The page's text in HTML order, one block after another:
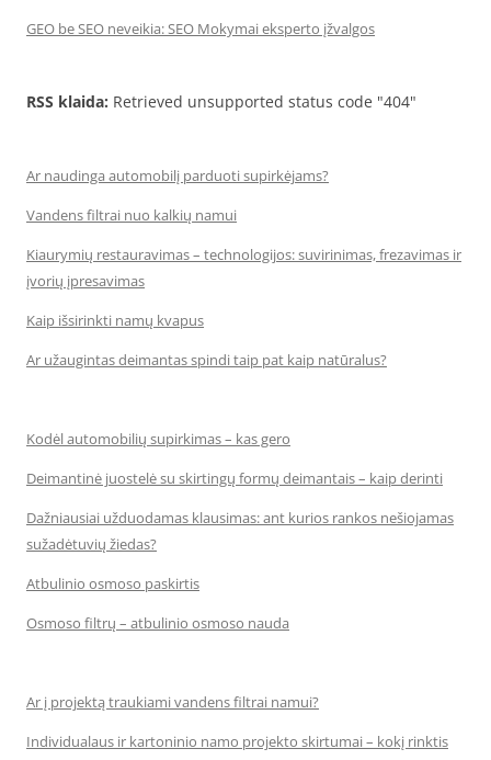
GEO be SEO neveikia: SEO Mokymai eksperto įžvalgos
RSS klaida: Retrieved unsupported status code "404"
Ar naudinga automobilį parduoti supirkėjams?
Vandens filtrai nuo kalkių namui
Kiaurymių restauravimas – technologijos: suvirinimas, frezavimas ir
įvorių įpresavimas
Kaip išsirinkti namų kvapus
Ar užaugintas deimantas spindi taip pat kaip natūralus?
Kodėl automobilių supirkimas – kas gero
Deimantinė juostelė su skirtingų formų deimantais – kaip derinti
Dažniausiai užduodamas klausimas: ant kurios rankos nešiojamas
sužadėtuvių žiedas?
Atbulinio osmoso paskirtis
Osmoso filtrų – atbulinio osmoso nauda
Ar į projektą traukiami vandens filtrai namui?
Individualaus ir kartoninio namo projekto skirtumai – kokį rinktis